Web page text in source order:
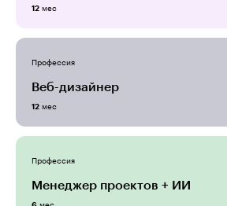
12 мес
Профессия
Веб-дизайнер
12 мес
Профессия
Менеджер проектов + ИИ